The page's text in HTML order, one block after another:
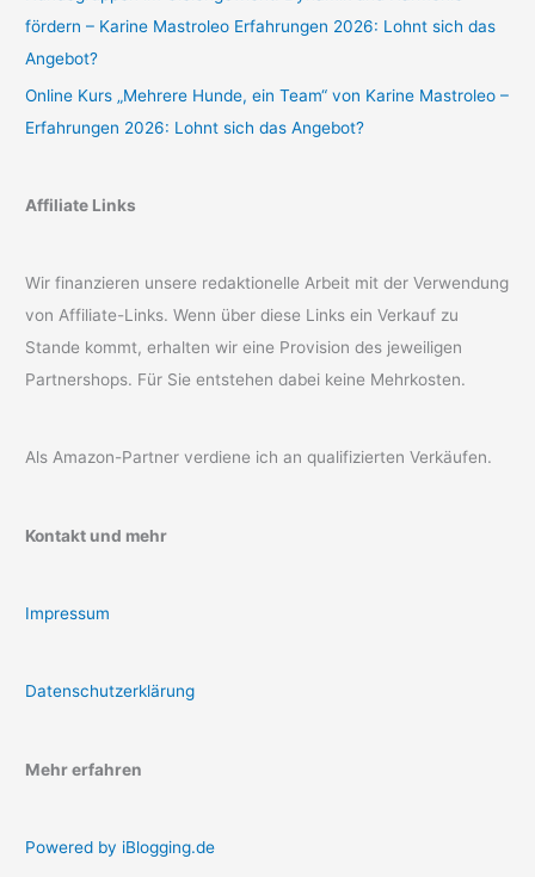
fördern – Karine Mastroleo Erfahrungen 2026: Lohnt sich das
Angebot?
Online Kurs „Mehrere Hunde, ein Team“ von Karine Mastroleo –
Erfahrungen 2026: Lohnt sich das Angebot?
Affiliate Links
Wir finanzieren unsere redaktionelle Arbeit mit der Verwendung
von Affiliate-Links. Wenn über diese Links ein Verkauf zu
Stande kommt, erhalten wir eine Provision des jeweiligen
Partnershops. Für Sie entstehen dabei keine Mehrkosten.
Als Amazon-Partner verdiene ich an qualifizierten Verkäufen.
Kontakt und mehr
Impressum
Datenschutzerklärung
Mehr erfahren
Powered by iBlogging.de